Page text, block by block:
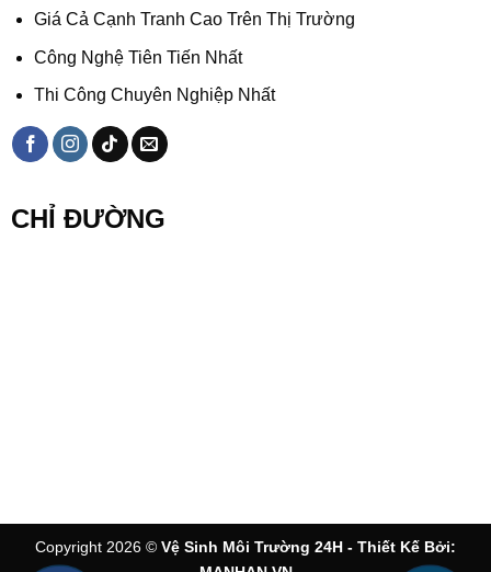
Giá Cả Cạnh Tranh Cao Trên Thị Trường
Công Nghệ Tiên Tiến Nhất
Thi Công Chuyên Nghiệp Nhất
CHỈ ĐƯỜNG
Copyright 2026 © Vệ Sinh Môi Trường 24H - Thiết Kế Bởi: